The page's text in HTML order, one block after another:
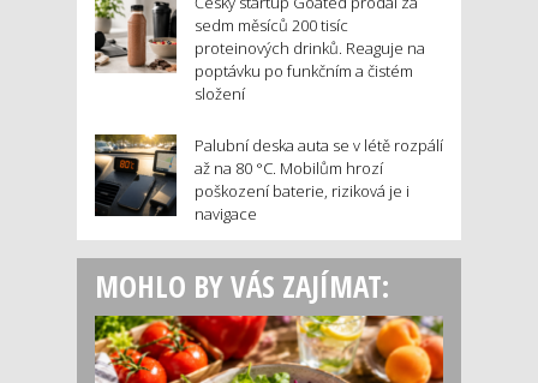
sedm měsíců 200 tisíc
proteinových drinků. Reaguje na
poptávku po funkčním a čistém
složení
Palubní deska auta se v létě rozpálí
až na 80 °C. Mobilům hrozí
poškození baterie, riziková je i
navigace
MOHLO BY VÁS ZAJÍMAT: